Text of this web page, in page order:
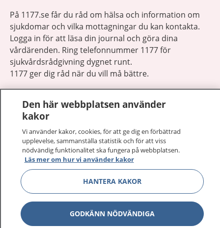
På 1177.se får du råd om hälsa och information om
sjukdomar och vilka mottagningar du kan kontakta.
Logga in för att läsa din journal och göra dina
vårdärenden. Ring telefonnummer 1177 för
sjukvårdsrådgivning dygnet runt.
1177 ger dig råd när du vill må bättre.
1177 på flera språk
Om 1177
Kontakt Visa
Den här webbplatsen använder
kakor
Vi använder kakor, cookies, för att ge dig en förbättrad
upplevelse, sammanställa statistik och för att viss
nödvändig funktionalitet ska fungera på webbplatsen.
Läs mer om hur vi använder kakor
HANTERA KAKOR
GODKÄNN NÖDVÄNDIGA